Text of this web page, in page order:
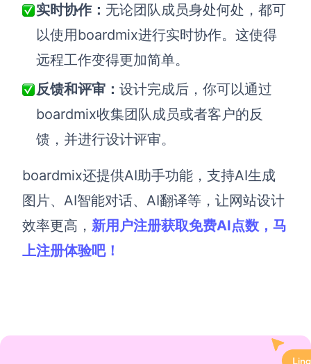
实时协作： 无论团队成员身处何处，都可
以使用boardmix进行实时协作。这使得
远程工作变得更加简单。
反馈和评审： 设计完成后，你可以通过
boardmix收集团队成员或者客户的反
馈，并进行设计评审。
boardmix还提供AI助手功能，支持AI生成
图片、AI智能对话、AI翻译等，让网站设计
效率更高， 新用户注册获取免费AI点数， 马
上注册体验吧！